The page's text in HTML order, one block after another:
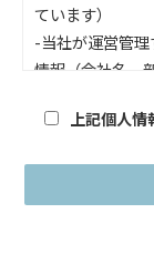
ています）
-当社が運営管
情報（会社名、
-セッション管
-当社のサービ
アンケートなど
上記個人